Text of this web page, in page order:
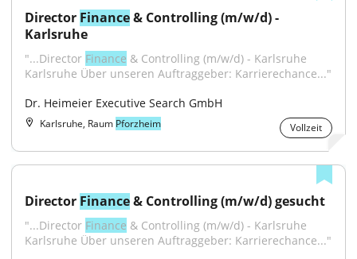
Director Finance & Controlling (m/w/d) -
Karlsruhe
"...Director Finance & Controlling (m/w/d) - Karlsruhe
Karlsruhe Über unseren Auftraggeber: Karrierechance..."
Dr. Heimeier Executive Search GmbH
Karlsruhe, Raum Pforzheim Vollzeit
Director Finance & Controlling (m/w/d) gesucht
"...Director Finance & Controlling (m/w/d) - Karlsruhe
Karlsruhe Über unseren Auftraggeber: Karrierechance..."